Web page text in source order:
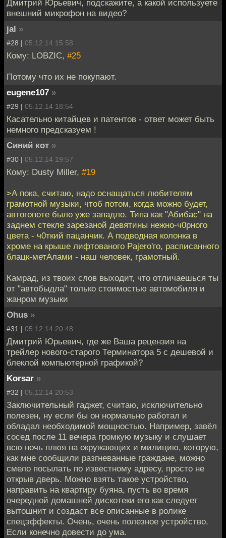
Дмитрий Юрьевич, подскажите, а какой используете
внешний микрофон на видео?
jal »
#28 | 05.12.14 15:58
Кому: LOBZIC, #25
Потому что их не покупают.
eugene107 »
#29 | 05.12.14 18:54
Касательно китайцев и патентов - ответ может быть
немного предсказуем !
Синий кот »
#30 | 05.12.14 19:57
Кому: Dusty Miller, #19
>А пока, считаю, надо оснащаться любителям
грамотной музыки, чтоб потом, когда можно будет,
автогопоте было уже западло. Типа как "Абибас" на
заднем стекле зарезаной девятины нежно-ч0рного
цвета - ч0ткий пацанчик. А подводная колонка в
хроме на крыше лифтованого Pajero'го, расписанного
блацк-метАлами - наш человек, грамотный.
Камрад, из твоих слов выходит, что отличаешься ты
от "автобыдла" только стоимостью автомобиля и
жанром музыки
Ohus »
#31 | 05.12.14 20:48
Дмитрий Юрьевич, где же Ваша рецензия на
трейлер нового-старого Терминатора 5 с дешевой и
блеклой компьютерной графикой?
Korsar »
#32 | 05.12.14 20:53
Заключительный гаджет, считаю, исключительно
полезен, ну если бы он нормально работал и
обладал необходимой мощностью. Например, завёл
сосед после 11 вечера громкую музыку и слушает
всю ночь плюя на окружающих и милицию, которую,
как мне сообщили разгневанные граждане, можно
смело посылать по известному адресу, просто не
открыв дверь. Можно взять такое устройство,
направить на квартиру буяна, пусть во время
очередной домашней дискотеки его как следует
вытошнит и создаст все описанные в ролике
спецэффекты. Очень, очень полезное устройство.
Если конечно довести до ума.